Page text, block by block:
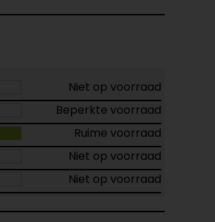
Niet op voorraad
Beperkte voorraad
Ruime voorraad
Niet op voorraad
Niet op voorraad